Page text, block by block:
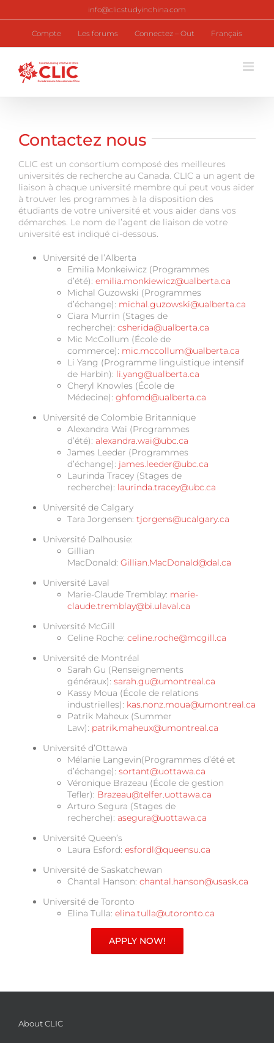
info@clicstudyinchina.com
Compte Les forums Connectez – Out Français
Contactez nous
CLIC est un consortium composé des meilleures
universités de recherche au Canada. CLIC a un agent de
liaison à chaque université membre qui peut vous aider
à trouver les programmes à la disposition des
étudiants de votre université et vous aider dans vos
démarches. Le nom de l’agent de liaison de votre
université est indiqué ci-dessous.
Université de l’Alberta
Emilia Monkeiwicz (Programmes
d’été): emilia.monkiewicz@ualberta.ca
Michal Guzowski (Programmes
d’échange): michal.guzowski@ualberta.ca
Ciara Murrin (Stages de
recherche): csherida@ualberta.ca
Mic McCollum (École de
commerce): mic.mccollum@ualberta.ca
Li Yang (Programme linguistique intensif
de Harbin): li.yang@ualberta.ca
Cheryl Knowles (École de
Médecine): ghfomd@ualberta.ca
Université de Colombie Britannique
Alexandra Wai (Programmes
d’été): alexandra.wai@ubc.ca
James Leeder (Programmes
d’échange): james.leeder@ubc.ca
Laurinda Tracey (Stages de
recherche): laurinda.tracey@ubc.ca
Université de Calgary
Tara Jorgensen: tjorgens@ucalgary.ca
Université Dalhousie:
Gillian
MacDonald: Gillian.MacDonald@dal.ca
Université Laval
Marie-Claude Tremblay: marie-
claude.tremblay@bi.ulaval.ca
Université McGill
Celine Roche: celine.roche@mcgill.ca
Université de Montréal
Sarah Gu (Renseignements
généraux): sarah.gu@umontreal.ca
Kassy Moua (École de relations
industrielles): kas.nonz.moua@umontreal.ca
Patrik Maheux (Summer
Law): patrik.maheux@umontreal.ca
Université d’Ottawa
Mélanie Langevin(Programmes d’été et
d’échange): sortant@uottawa.ca
Véronique Brazeau (École de gestion
Tefler): Brazeau@telfer.uottawa.ca
Arturo Segura (Stages de
recherche): asegura@uottawa.ca
Université Queen’s
Laura Esford: esfordl@queensu.ca
Université de Saskatchewan
Chantal Hanson: chantal.hanson@usask.ca
Université de Toronto
Elina Tulla: elina.tulla@utoronto.ca
APPLY NOW!
About CLIC